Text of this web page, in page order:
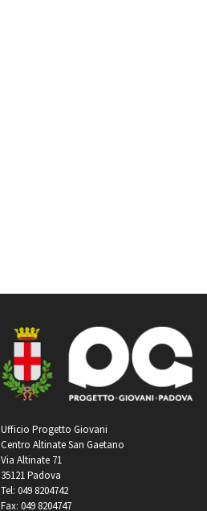
Ufficio Progetto Giovani
Centro Altinate San Gaetano
Via Altinate 71
35121 Padova
Tel: 049 8204742
Fax: 049 8204747